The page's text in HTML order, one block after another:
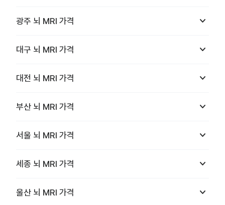
광주 뇌 MRI 가격 keyboard_arrow_down
대구 뇌 MRI 가격 keyboard_arrow_down
대전 뇌 MRI 가격 keyboard_arrow_down
부산 뇌 MRI 가격 keyboard_arrow_down
서울 뇌 MRI 가격 keyboard_arrow_down
세종 뇌 MRI 가격 keyboard_arrow_down
울산 뇌 MRI 가격 keyboard_arrow_down